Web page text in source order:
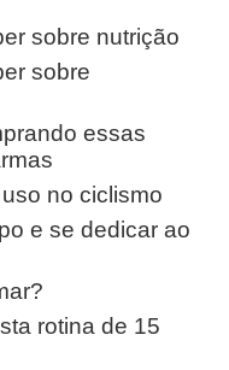
sobre nutrição
sobre
essas
no ciclismo
e se dedicar ao
rotina de 15